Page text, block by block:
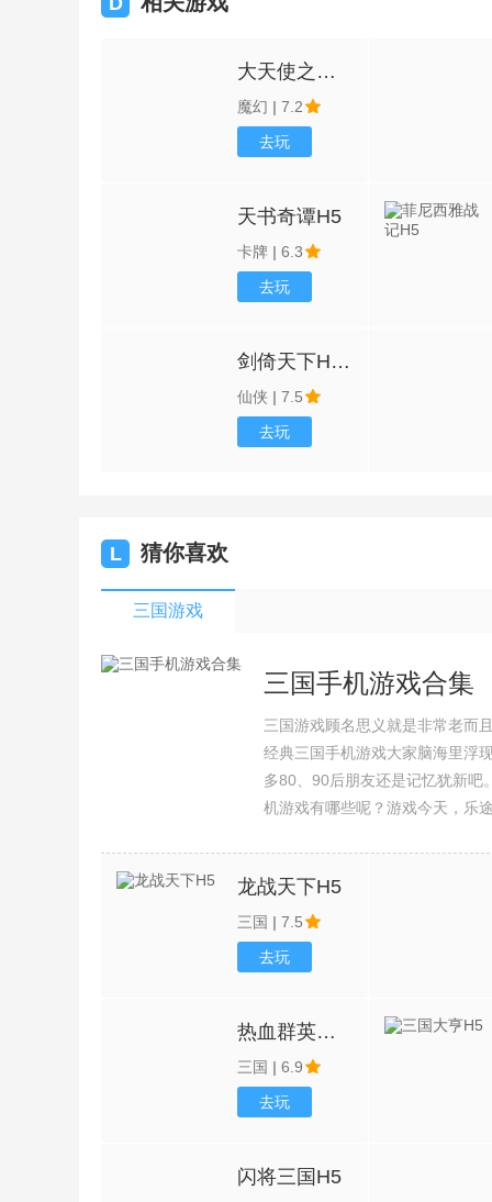
大天使之剑H5
魔幻 | 7.2
去玩
天书奇谭H5
卡牌 | 6.3
去玩
剑倚天下H5-送4888充值券
仙侠 | 7.5
去玩
L 猜你喜欢
三国游戏
三国手机游戏合集
三国游戏顾名思义就是非常老而
经典三国手机游戏大家脑海里浮
多80、90后朋友还是记忆犹新吧
机游戏有哪些呢？游戏今天，乐
龙战天下H5
三国 | 7.5
去玩
热血群英传H5
三国 | 6.9
去玩
闪将三国H5